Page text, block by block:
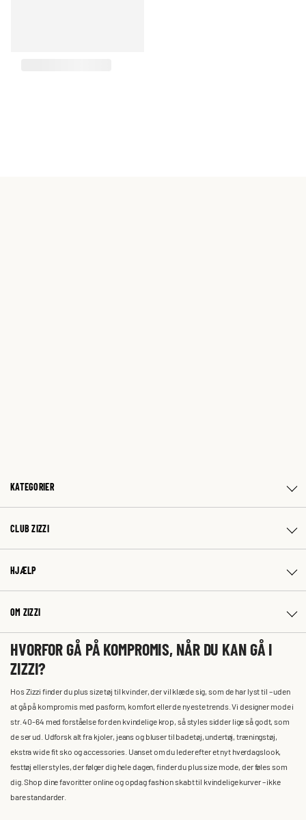
KATEGORIER
CLUB ZIZZI
HJÆLP
OM ZIZZI
HVORFOR GÅ PÅ KOMPROMIS, NÅR DU KAN GÅ I
ZIZZI?
Hos Zizzi finder du plus size tøj til kvinder, der vil klæde sig, som de har lyst til – uden
at gå på kompromis med pasform, komfort eller de nyeste trends. Vi designer mode i
str. 40-64 med forståelse for den kvindelige krop, så styles sidder lige så godt, som
de ser ud. Udforsk alt fra kjoler, jeans og bluser til badetøj, undertøj, træningstøj,
ekstra wide fit sko og accessories. Uanset om du leder efter et nyt hverdagslook,
festtøj eller styles, der følger dig hele dagen, finder du plus size mode, der føles som
dig. Shop dine favoritter online og opdag fashion skabt til kvindelige kurver – ikke
bare standarder.